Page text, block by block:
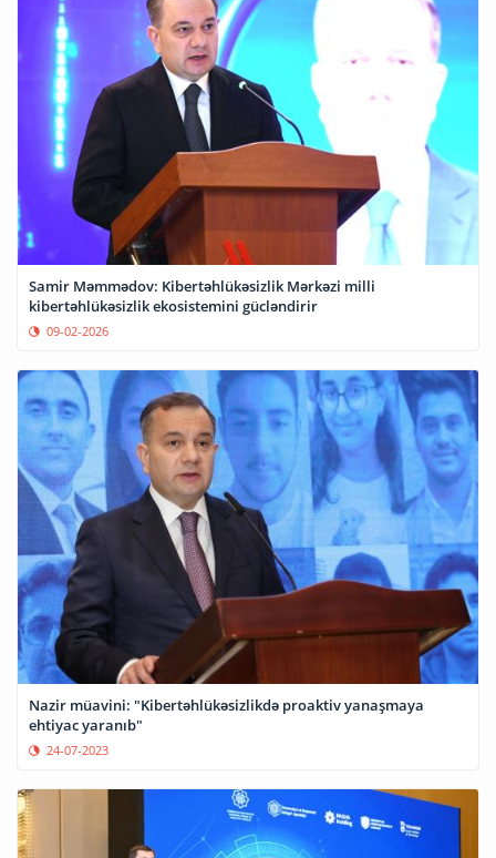
Samir Məmmədov: Kibertəhlükəsizlik Mərkəzi milli
kibertəhlükəsizlik ekosistemini gücləndirir
09-02-2026
Nazir müavini: "Kibertəhlükəsizlikdə proaktiv yanaşmaya
ehtiyac yaranıb"
24-07-2023